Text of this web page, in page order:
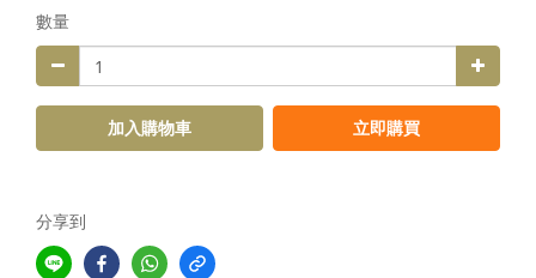
數量
加入購物車 立即購買
分享到